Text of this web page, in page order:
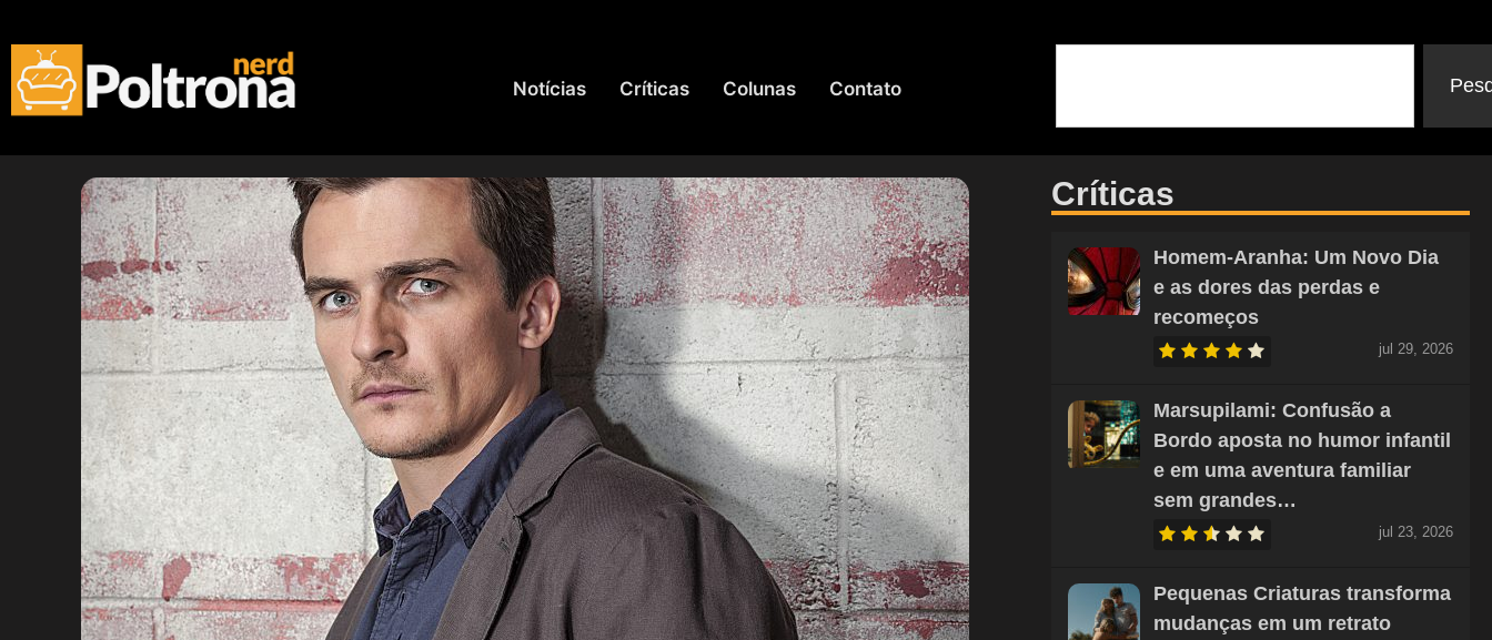
Notícias Críticas Colunas Contato
Críticas
Homem-Aranha: Um Novo Dia
e as dores das perdas e
recomeços
jul 29, 2026
Marsupilami: Confusão a
Bordo aposta no humor infantil
e em uma aventura familiar
sem grandes…
jul 23, 2026
Pequenas Criaturas transforma
mudanças em um retrato